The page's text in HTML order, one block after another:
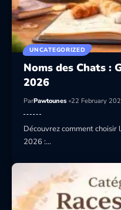
UNCATEGORIZED
Noms des Chats :
2026
ParPawtounes 22 February
Découvrez comment
2026 :…